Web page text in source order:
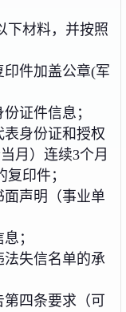
下材料，并按照
件加盖公章(军
证件信息；
身份证和授权
月）连续3个月
印件；
声明（事业单
；
失信名单的承
四条要求（可